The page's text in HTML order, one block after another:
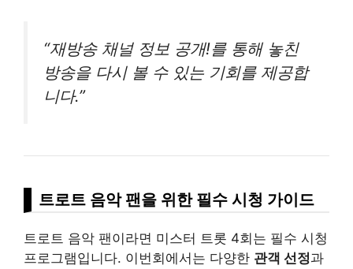
“재방송 채널 정보 공개!를 통해 놓친
방송을 다시 볼 수 있는 기회를 제공합
니다.”
트로트 음악 팬을 위한 필수 시청 가이드
트로트 음악 팬이라면 미스터 트롯 4회는 필수 시청
프로그램입니다. 이번회에서는 다양한 관객 선정과